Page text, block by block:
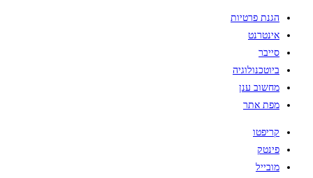
הגנת פרטיות
אינטרנט
סייבר
ביוטכנולוגיה
מחשוב ענן
מפת אתר
קריפטו
פינטק
מובייל